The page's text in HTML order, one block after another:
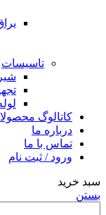
تاسیسات
کاتالوگ
درباره ما
تماس با ما
ورود / ثبت نام
سبد خرید
بستن